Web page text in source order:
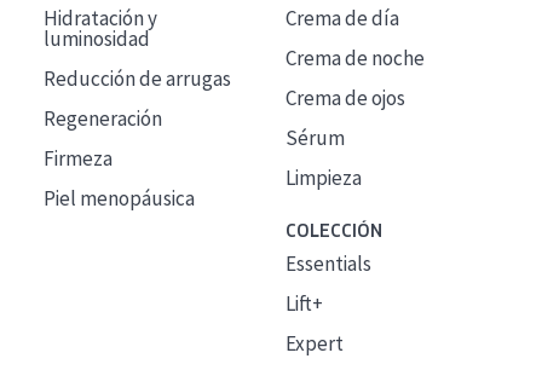
Hidratación y
luminosidad
Reducción de arrugas
Regeneración
Firmeza
Piel menopáusica
Crema de día
Crema de noche
Crema de ojos
Sérum
Limpieza
COLECCIÓN
Essentials
Lift+
Expert